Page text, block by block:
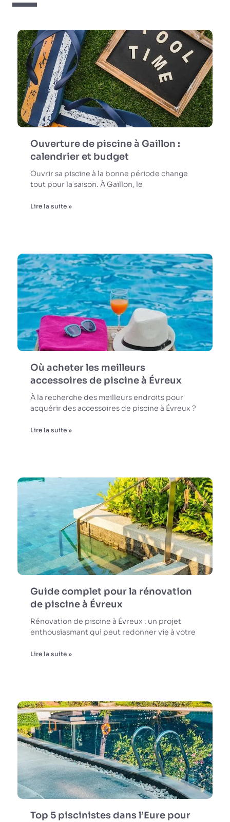
Ouverture de piscine à Gaillon :
calendrier et budget
Ouvrir sa piscine à la bonne période change
tout pour la saison. À Gaillon, le
Lire la suite »
Où acheter les meilleurs
accessoires de piscine à Évreux
À la recherche des meilleurs endroits pour
acquérir des accessoires de piscine à Évreux ?
Lire la suite »
Guide complet pour la rénovation
de piscine à Évreux
Rénovation de piscine à Évreux : un projet
enthousiasmant qui peut redonner vie à votre
Lire la suite »
Top 5 piscinistes dans l’Eure pour